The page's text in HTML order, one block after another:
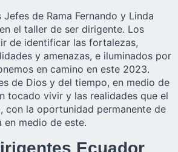
de Rama Fernando y Linda
el taller de ser dirigente. Los
de identificar las fortalezas,
y amenazas, e iluminados por
en camino en este 2023.
de Dios y del tiempo, en medio de
tocado vivir y las realidades que el
con la oportunidad permanente de
en medio de este.